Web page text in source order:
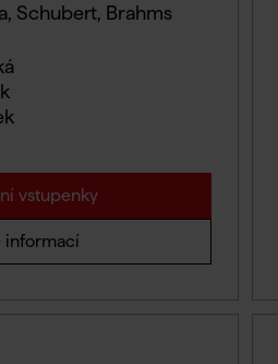
Schubert, Brahms
vstupenky
informací